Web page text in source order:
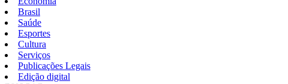
Brasil
Saúde
Esportes
Cultura
Serviços
Publicações Legais
Edição digital